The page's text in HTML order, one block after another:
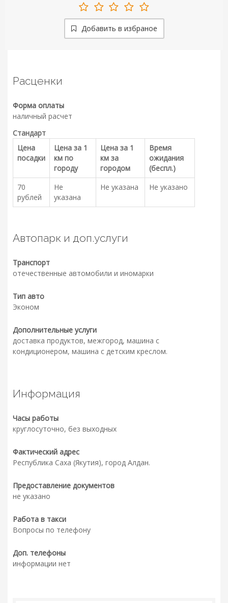
Добавить в избраное
Расценки
Форма оплаты
наличный расчет
Стандарт
Цена
посадки
Цена за 1
км по
городу
Цена за 1
км за
городом
Время
ожидания
(беспл.)
70
рублей
Не
указана
Не указана Не указано
Автопарк и доп.услуги
Транспорт
отечественные автомобили и иномарки
Тип авто
Эконом
Дополнительные услуги
доставка продуктов, межгород, машина с
кондиционером, машина с детским креслом.
Информация
Часы работы
круглосуточно, без выходных
Фактический адрес
Республика Саха (Якутия), город Алдан.
Предоставление документов
не указано
Работа в такси
Вопросы по телефону
Доп. телефоны
информации нет